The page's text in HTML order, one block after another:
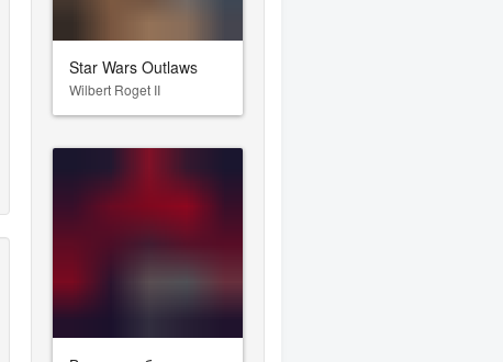
Star Wars Outlaws
Wilbert Roget II